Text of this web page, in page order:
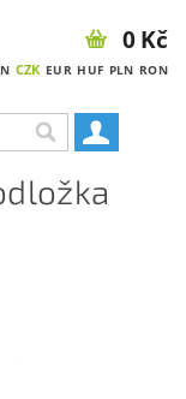
CZK EUR HUF PLN RON
0 Kč